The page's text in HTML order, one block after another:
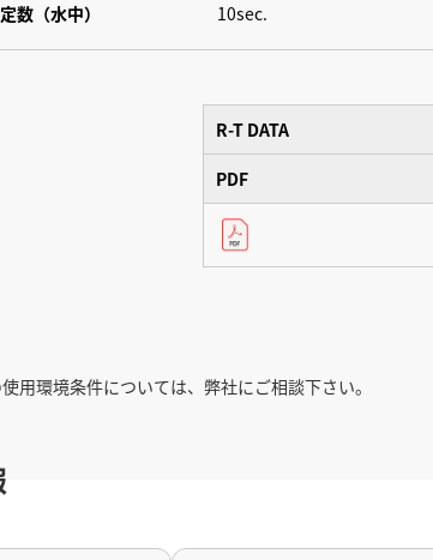
数（水中） 10sec.
R-T DATA
PDF
用環境条件については、弊社にご相談下さい。